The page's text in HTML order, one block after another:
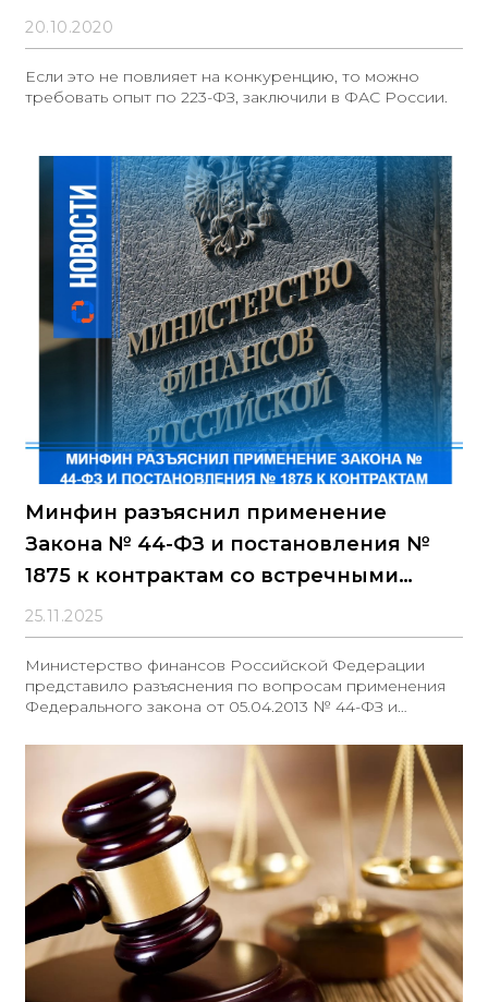
20.10.2020
Если это не повлияет на конкуренцию, то можно
требовать опыт по 223-ФЗ, заключили в ФАС России.
Минфин разъяснил применение
Закона № 44-ФЗ и постановления №
1875 к контрактам со встречными
инвестиционными обязательствам
25.11.2025
Министерство финансов Российской Федерации
представило разъяснения по вопросам применения
Федерального закона от 05.04.2013 № 44-ФЗ и
1875 в отношении контрактов, предусматривающих
встречные инвестиционные обязательства.
Ведомство отметило следующее: - Статья 111.4 Закона
№ 44-ФЗ не ограничивает возможность включения в
контракт условий о поставке товаров или оказании
услуг до выполнения инвестиционных обязательств